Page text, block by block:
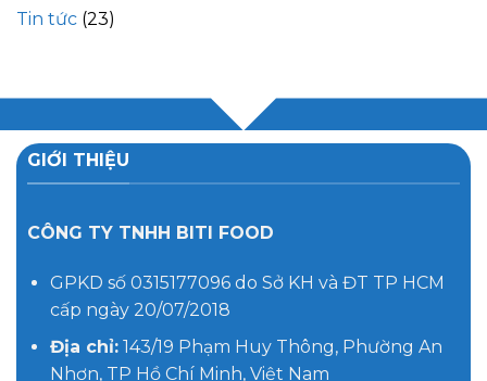
Tin tức (23)
GIỚI THIỆU
CÔNG TY TNHH BITI FOOD
GPKD số 0315177096 do Sở KH và ĐT TP HCM
cấp ngày 20/07/2018
Địa chỉ:143/19 Phạm Huy Thông, Phường An
Nhơn, TP Hồ Chí Minh, Việt Nam